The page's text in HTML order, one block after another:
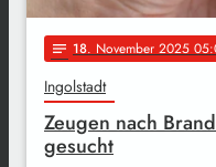
notes 18. November 2025
Ingolstadt
Zeugen nach
gesucht